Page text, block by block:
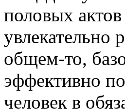
половых
увлекательно
общем-то,
эффективно
человек в